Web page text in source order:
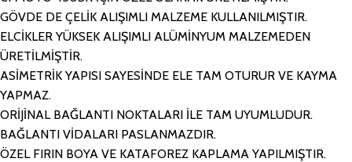
GÖVDE DE ÇELİK ALIŞIMLI MALZEME KULLANILMIŞTIR.
ELCİKLER YÜKSEK ALIŞIMLI ALÜMİNYUM MALZEMEDEN
ÜRETİLMİŞTİR.
ASİMETRİK YAPISI SAYESİNDE ELE TAM OTURUR VE KAYMA
YAPMAZ.
ORİJİNAL BAĞLANTI NOKTALARI İLE TAM UYUMLUDUR.
BAĞLANTI VİDALARI PASLANMAZDIR.
ÖZEL FIRIN BOYA VE KATAFOREZ KAPLAMA YAPILMIŞTIR.